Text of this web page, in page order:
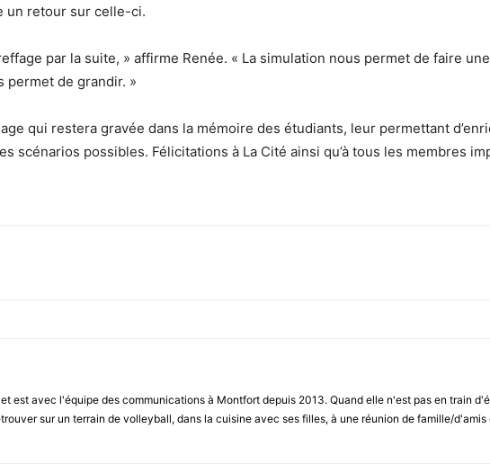
un retour sur celle-ci.
par la suite, » affirme Renée. « La simulation nous permet de faire
permet de grandir. »
qui restera gravée dans la mémoire des étudiants, leur permettant
scénarios possibles. Félicitations à La Cité ainsi qu’à tous les membres
est avec l'équipe des communications à Montfort depuis 2013. Quand elle n'est pas en train
sur un terrain de volleyball, dans la cuisine avec ses filles, à une réunion de famille/d'amis